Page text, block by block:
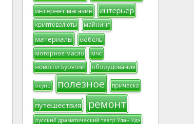
интернет магазин интерьер
криптовалюты майнинг
материалы мебель
моторное масло
мчс
новости Бурятии
оборудование
окунь полезное прическа
путешествия ремонт
русский драматический театр Улан-Удэ